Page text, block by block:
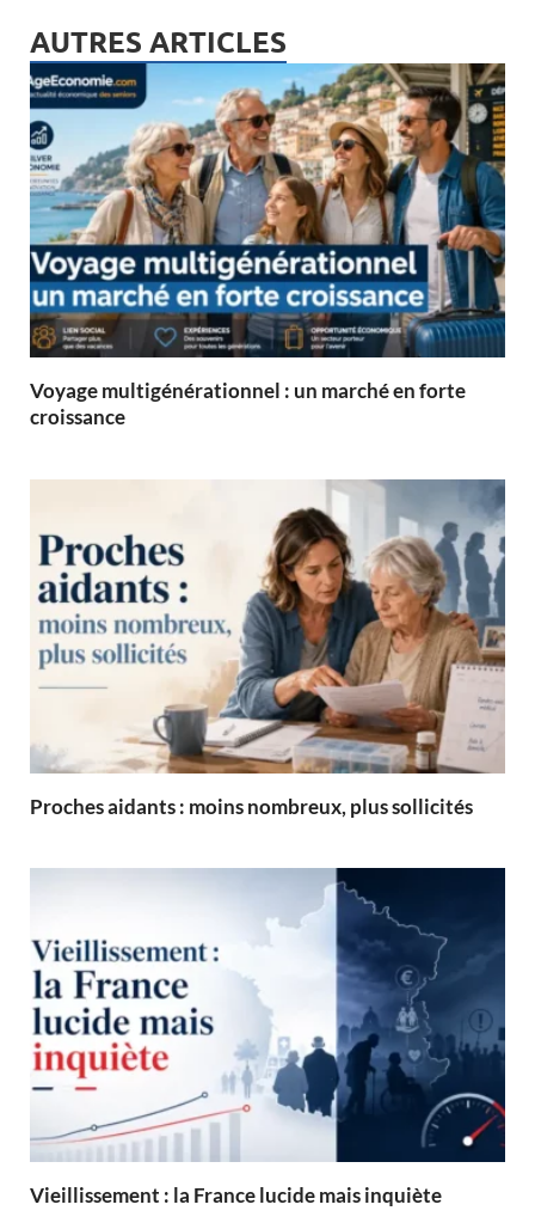
AUTRES ARTICLES
Voyage multigénérationnel : un marché en forte
croissance
Proches aidants : moins nombreux, plus sollicités
Vieillissement : la France lucide mais inquiète